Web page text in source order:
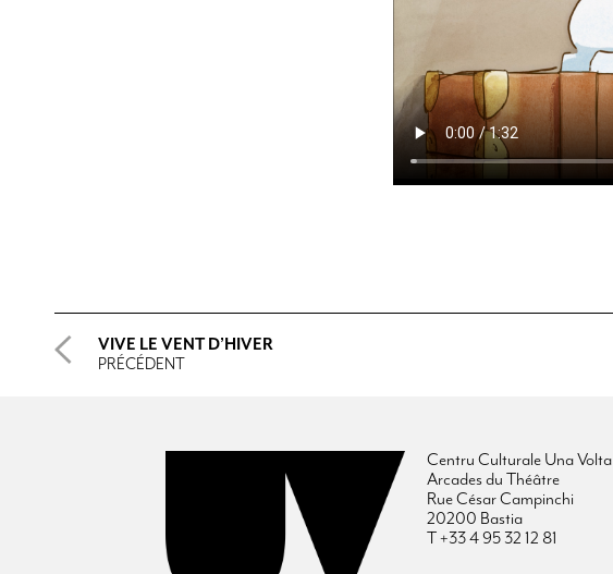
VIVE LE VENT D’HIVER
PRÉCÉDENT
Centru Culturale Una Volta
Arcades du Théâtre
Rue César Campinchi
20200 Bastia
T +33 4 95 32 12 81